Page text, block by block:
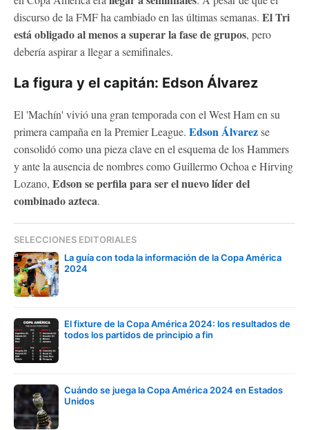
discurso de la FMF ha cambiado en las últimas semanas. El Tri
está obligado al menos a superar la fase de grupos, pero
debería aspirar a llegar a semifinales.
La figura y el capitán: Edson Álvarez
El 'Machín' vivió una gran temporada con el West Ham en su
primera campaña en la Premier League. Edson Álvarezse
consolidó como una pieza clave en el esquema de los Hammers
y ante la ausencia de nombres como Guillermo Ochoa e Hirving
Lozano, Edson se perfila para ser el nuevo líder del
combinado azteca.
SELECCIONES EDITORIALES
La guía con toda la información de la Copa América
2024
El fixture de la Copa América 2024: los resultados de
todos los partidos de principio a fin
Cuándo se juega la Copa América 2024 en Estados
Unidos